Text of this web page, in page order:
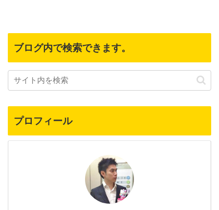
ブログ内で検索できます。
プロフィール